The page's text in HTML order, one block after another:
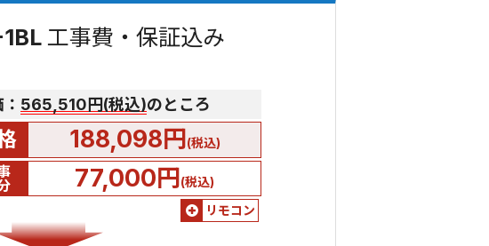
工事費・保証込み
565,510円(税込)のところ
188,098円(税込)
77,000円(税込)
リモコン